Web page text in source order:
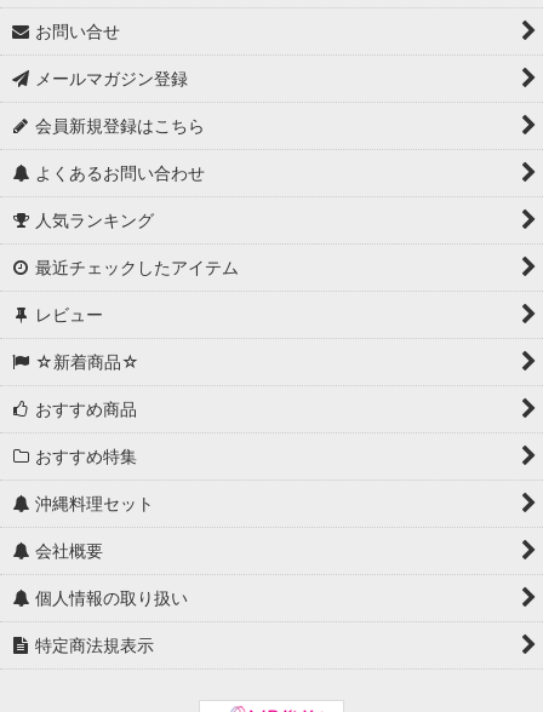
お問い合せ
メールマガジン登録
会員新規登録はこちら
よくあるお問い合わせ
人気ランキング
最近チェックしたアイテム
レビュー
☆新着商品☆
おすすめ商品
おすすめ特集
沖縄料理セット
会社概要
個人情報の取り扱い
特定商法規表示